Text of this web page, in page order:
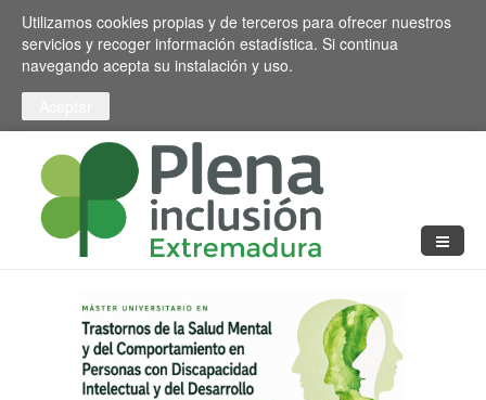
Pasar al contenido principal
Toggle high contrast
Utilizamos cookies propias y de terceros para ofrecer nuestros
servicios y recoger información estadística. Si continua
navegando acepta su instalación y uso.